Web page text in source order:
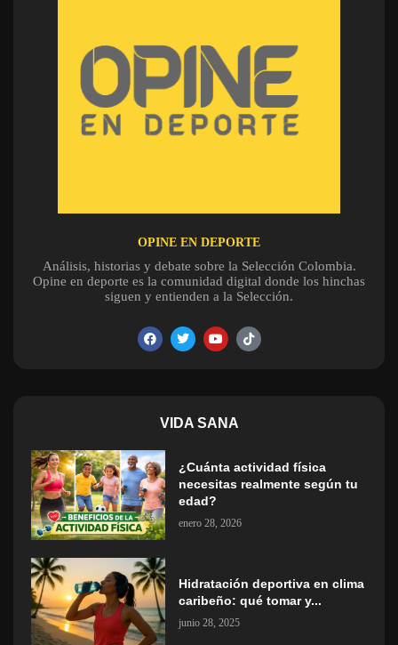
OPINE EN DEPORTE
Análisis, historias y debate sobre la Selección Colombia.
Opine en deporte es la comunidad digital donde los hinchas
siguen y entienden a la Selección.
VIDA SANA
¿Cuánta actividad física
necesitas realmente según tu
edad?
enero 28, 2026
Hidratación deportiva en clima
caribeño: qué tomar y...
junio 28, 2025